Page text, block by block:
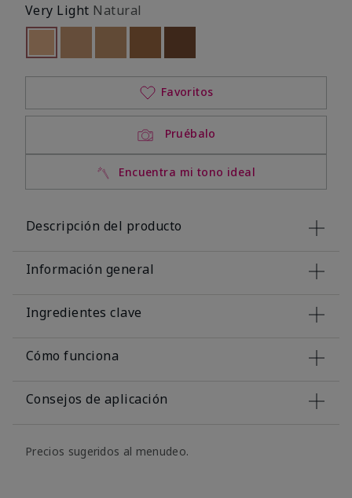
Very Light Natural
seleccionado
Out of stock
Pruébalo
Encuentra mi tono ideal
Favoritos
Descripción del producto
Información general
Ingredientes clave
Cómo funciona
Consejos de aplicación
Precios sugeridos al menudeo.